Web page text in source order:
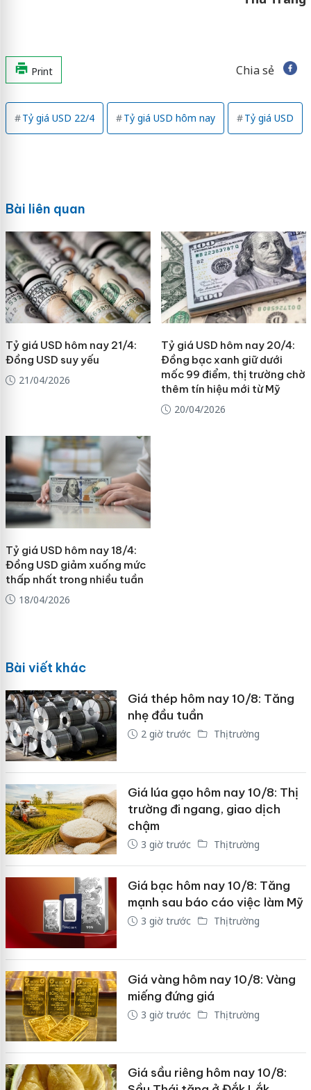
Print Chia sẻ
Tỷ giá USD 22/4 Tỷ giá USD hôm nay Tỷ giá USD
Bài liên quan
Tỷ giá USD hôm nay 21/4:
Đồng USD suy yếu
21/04/2026
Tỷ giá USD hôm nay 20/4:
Đồng bạc xanh giữ dưới
mốc 99 điểm, thị trường chờ
thêm tín hiệu mới từ Mỹ
20/04/2026
Tỷ giá USD hôm nay 18/4:
Đồng USD giảm xuống mức
thấp nhất trong nhiều tuần
18/04/2026
Bài viết khác
Giá thép hôm nay 10/8: Tăng
nhẹ đầu tuần
2 giờ trước Thị trường
Giá lúa gạo hôm nay 10/8: Thị
trường đi ngang, giao dịch
chậm
3 giờ trước Thị trường
Giá bạc hôm nay 10/8: Tăng
mạnh sau báo cáo việc làm Mỹ
3 giờ trước Thị trường
Giá vàng hôm nay 10/8: Vàng
miếng đứng giá
3 giờ trước Thị trường
Giá sầu riêng hôm nay 10/8: